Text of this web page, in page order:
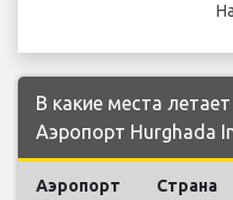
В какие места
Аэропорт Hurghada
Аэропорт Страна